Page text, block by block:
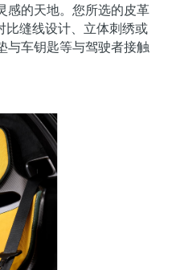
感的天地。您所选的皮革
缝线设计、立体刺绣或
与车钥匙等与驾驶者接触